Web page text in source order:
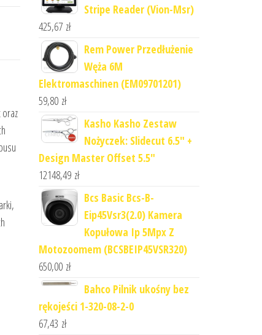
oraz
Stripe Reader (Vion-Msr)
425,67 zł
Rem Power Przedłużenie
Węża 6M
Elektromaschinen (EM09701201)
59,80 zł
Kasho Kasho Zestaw
Nożyczek: Slidecut 6.5" +
Design Master Offset 5.5"
12148,49 zł
Bcs Basic Bcs-B-
Eip45Vsr3(2.0) Kamera
Kopułowa Ip 5Mpx Z
Motozoomem (BCSBEIP45VSR320)
650,00 zł
Bahco Pilnik ukośny bez
rękojeści 1-320-08-2-0
67,43 zł